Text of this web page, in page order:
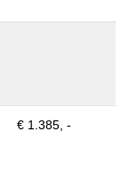
€ 1.385, -